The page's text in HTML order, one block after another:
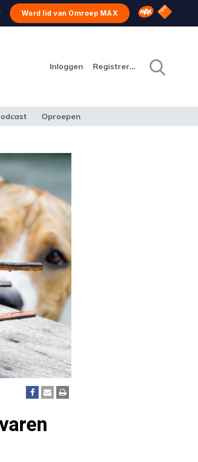
Word lid van Omroep MAX Omroep MAX
NPO
Inloggen Registreren
Oproepen